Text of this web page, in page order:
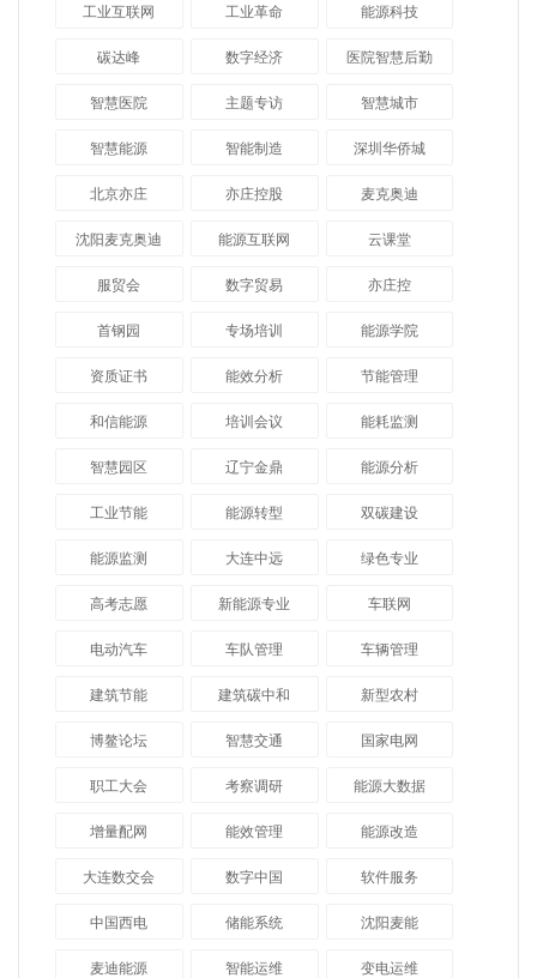
工业互联网 工业革命 能源科技
碳达峰 数字经济 医院智慧后勤
智慧医院 主题专访 智慧城市
​智慧能源 智能制造 深圳华侨城
北京亦庄 亦庄控股 麦克奥迪
沈阳麦克奥迪 能源互联网 云课堂
服贸会 数字贸易 亦庄控
首钢园 专场培训 能源学院
资质证书 能效分析 节能管理
和信能源 培训会议 能耗监测
智慧园区 辽宁金鼎 能源分析
工业节能 能源转型 双碳建设
能源监测 大连中远 绿色专业
高考志愿 新能源专业 车联网
电动汽车 车队管理 车辆管理
建筑节能 建筑碳中和 新型农村
博鳌论坛 智慧交通 国家电网
职工大会 考察调研 能源大数据
增量配网 能效管理 能源改造
大连数交会 数字中国 软件服务
中国西电 储能系统 沈阳麦能
麦迪能源 智能运维 变电运维